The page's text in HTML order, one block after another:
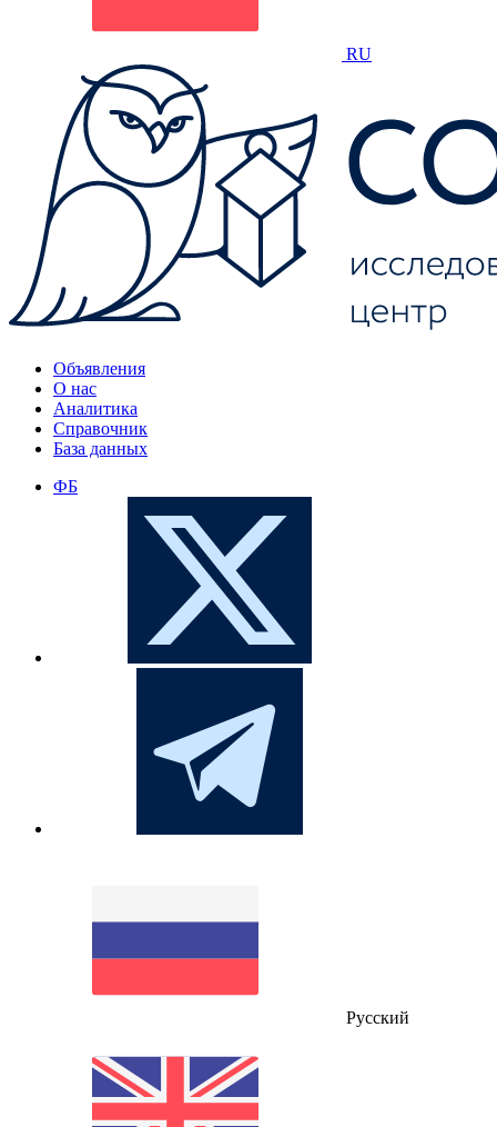
RU
Объявления
О нас
Аналитика
Справочник
База данных
ФБ
Русский